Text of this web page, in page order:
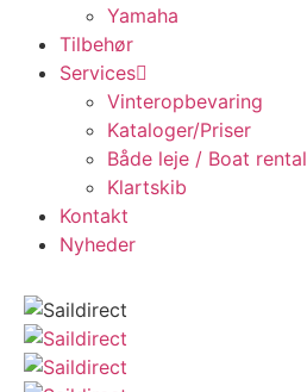
Yamaha
Tilbehør
Services
Vinteropbevaring
Kataloger/Priser
Både leje / Boat rental
Klartskib
Kontakt
Nyheder